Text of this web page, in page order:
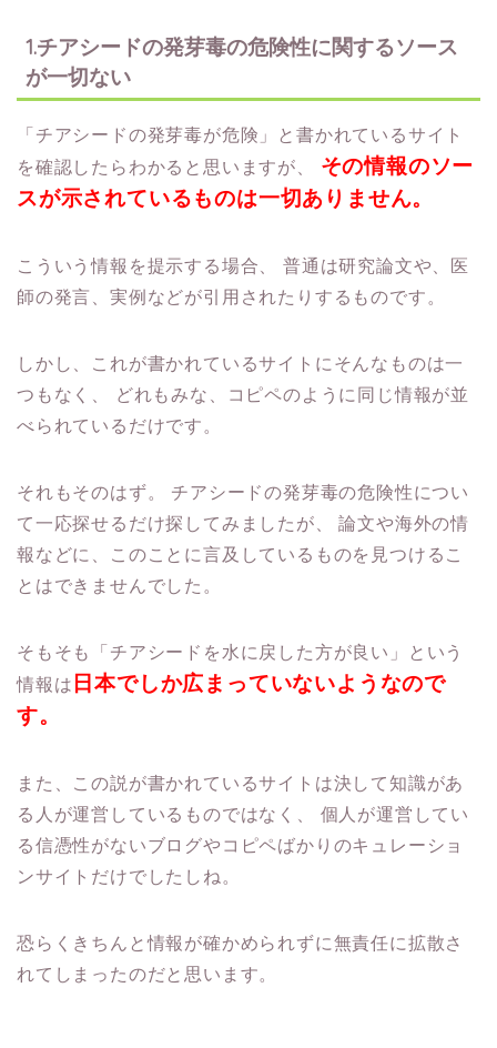
1.チアシードの発芽毒の危険性に関するソース
が一切ない
「チアシードの発芽毒が危険」と書かれているサイト
を確認したらわかると思いますが、
その情報のソー
スが示されているものは一切ありません。
こういう情報を提示する場合、
普通は研究論文や、医
師の発言、実例などが引用されたりするものです。
しかし、これが書かれているサイトにそんなものは一
つもなく、
どれもみな、コピペのように同じ情報が並
べられているだけです。
それもそのはず。
チアシードの発芽毒の危険性につい
て一応探せるだけ探してみましたが、
論文や海外の情
報などに、このことに言及しているものを見つけるこ
とはできませんでした。
そもそも「チアシードを水に戻した方が良い」という
情報は 日本でしか広まっていないようなので
す。
また、この説が書かれているサイトは決して知識があ
る人が運営しているものではなく、
個人が運営してい
る信憑性がないブログやコピペばかりのキュレーショ
ンサイトだけでしたしね。
恐らくきちんと情報が確かめられずに無責任に拡散さ
れてしまったのだと思います。